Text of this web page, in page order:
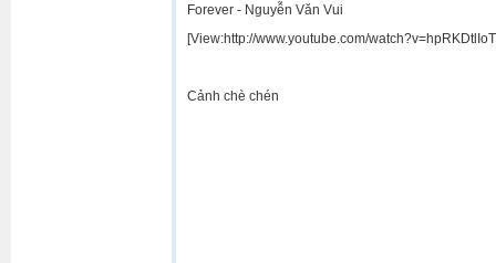
Forever - Nguyễn Văn Vui
[View:http://www.youtube.com/
Cảnh chè chén